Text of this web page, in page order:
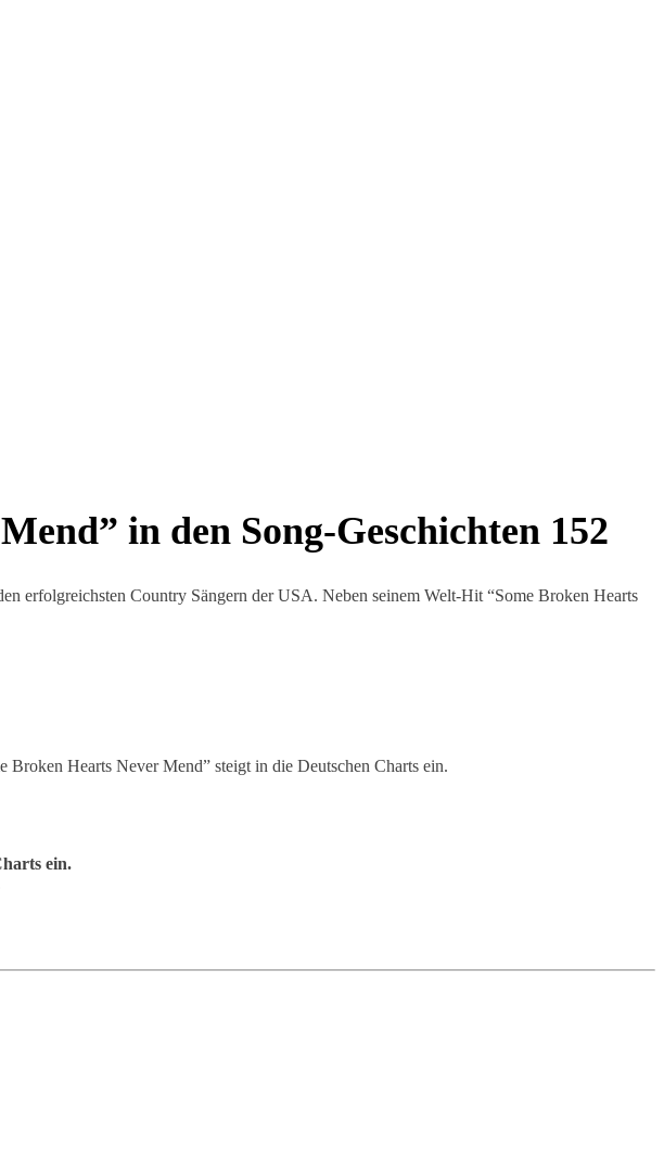
in den Song-Geschichten 152
erfolgreichsten Country Sängern der USA. Neben seinem Welt-Hit “Some Broken Hearts
Hearts Never Mend” steigt in die Deutschen Charts ein.
ein.